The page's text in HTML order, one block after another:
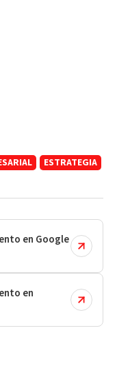
ESTRATEGIA
en Google
en